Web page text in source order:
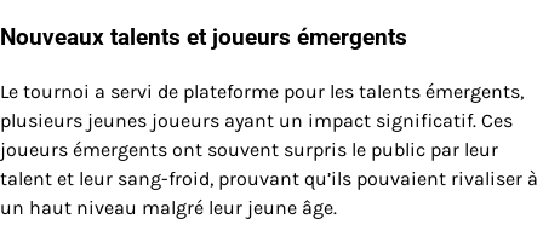
Nouveaux talents et joueurs émergents
Le tournoi a servi de plateforme pour les talents émergents,
plusieurs jeunes joueurs ayant un impact significatif. Ces
joueurs émergents ont souvent surpris le public par leur
talent et leur sang-froid, prouvant qu’ils pouvaient rivaliser à
un haut niveau malgré leur jeune âge.